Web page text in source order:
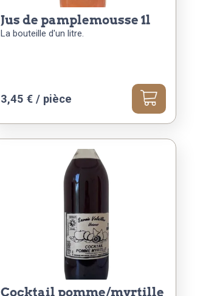
jus de pamplemousse 1l
La bouteille d'un litre.
3,45 €/ pièce
cocktail pomme/myrtille